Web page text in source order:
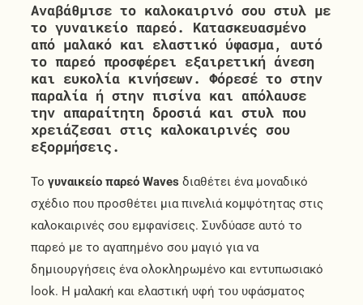
Αναβάθμισε το καλοκαιρινό σου στυλ με
το γυναικείο παρεό. Κατασκευασμένο
από μαλακό και ελαστικό ύφασμα, αυτό
το παρεό προσφέρει εξαιρετική άνεση
και ευκολία κινήσεων. Φόρεσέ το στην
παραλία ή στην πισίνα και απόλαυσε
την απαραίτητη δροσιά και στυλ που
χρειάζεσαι στις καλοκαιρινές σου
εξορμήσεις.
Το γυναικείο παρεό Waves διαθέτει ένα μοναδικό
σχέδιο που προσθέτει μια πινελιά κομψότητας στις
καλοκαιρινές σου εμφανίσεις. Συνδύασε αυτό το
παρεό με το αγαπημένο σου μαγιό για να
δημιουργήσεις ένα ολοκληρωμένο και εντυπωσιακό
look. Η μαλακή και ελαστική υφή του υφάσματος